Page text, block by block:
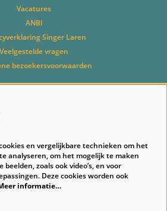
Vacatures
ANBI
Singer Laren
Veelgestelde vragen
bezoekersvoorwaarden
en vergelijkbare technieken om het
analyseren, om het mogelijk te maken
zoals ook video’s, en voor
Deze cookies worden ook
informatie…